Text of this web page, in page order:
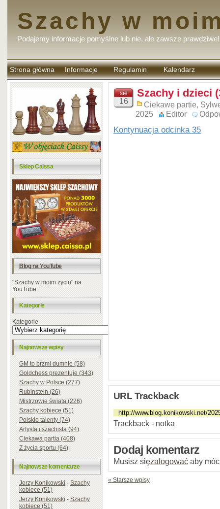
Szachy w
Podajemy informacje pomyślne lub nie, ale zawsze prawdziwe!
Strona główna Informacje Regulamin
komentarzy
Kalendarz
Sklep Caissa
Blog na YouTube
"Szachy w moim życiu" na
YouTube
Kategorie
Kategorie
Najnowsze wpisy
GM to brzmi dumnie (58)
Goldchess prezentuje (343)
Szachy w Polsce (277)
Rubinstein (26)
Mistrzowie świata (226)
Szachy kobiece (51)
Polskie talenty (74)
Artysta i szachista (94)
Ciekawa partia (408)
Z życia sportu (64)
Najnowsze komentarze
Jerzy Konikowski-Szachy
kobiece (51)
Jerzy Konikowski-Szachy
kobiece (51)
sie
16
Szachy i dzieci
Ciekawe partie,
2025
Editor
Kontynuacja odcinka 35
URL Trackback
Trackback - notka
Dodaj komentarz
Musisz sięzalogować aby
« Starsze wpisy